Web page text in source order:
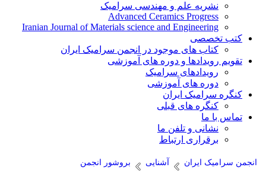
نشریه علم و مهندسی سرامیک
Advanced Ceramics Progress
Iranian Journal of Materials science and Engineering
کتب تخصصی
کتاب های موجود در انجمن سرامیک ایران
تقویم رویدادها و دوره های آموزشی
رویدادهای سرامیک
دوره های آموزشی
کنگره سرامیک ایران
کنگره های قبلی
تماس با ما
نشانی و تلفن ما
برقراری ارتباط
انجمن سرامیک ایران آشنایی بروشور انجمن